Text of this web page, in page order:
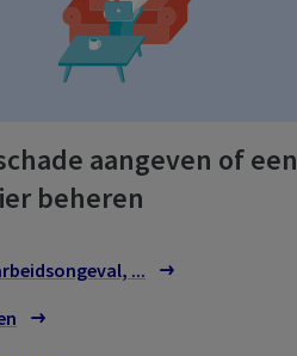
aangeven of een
beheren
...